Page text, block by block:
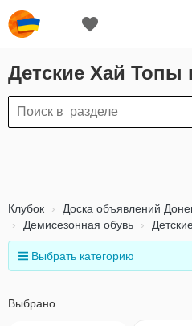
Детские Хай Топы
Клубок Доска объявлений
Демисезонная обувь
Выбрать категорию
Выбрано